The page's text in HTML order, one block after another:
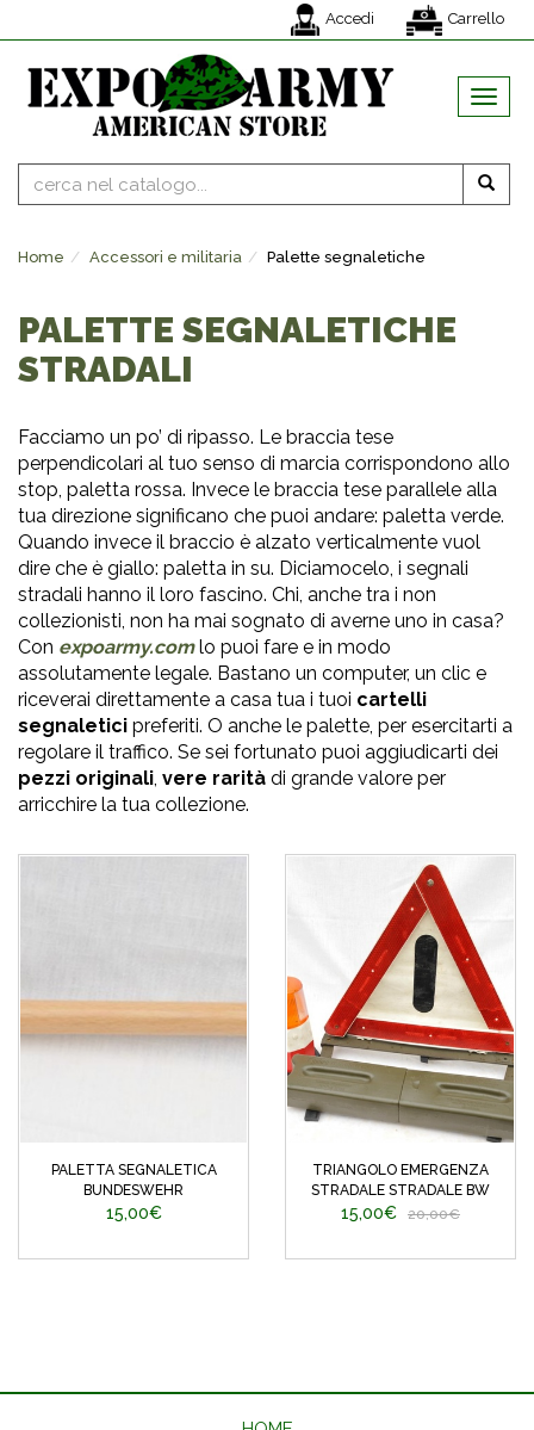
Accedi Carrello
MENU
Home Accessori e militaria Palette segnaletiche
PALETTE SEGNALETICHE
STRADALI
Facciamo un po’ di ripasso. Le braccia tese
perpendicolari al tuo senso di marcia corrispondono allo
stop, paletta rossa. Invece le braccia tese parallele alla
tua direzione significano che puoi andare: paletta verde.
Quando invece il braccio è alzato verticalmente vuol
dire che è giallo: paletta in su. Diciamocelo, i segnali
stradali hanno il loro fascino. Chi, anche tra i non
collezionisti, non ha mai sognato di averne uno in casa?
Con expoarmy.comlo puoi fare e in modo
assolutamente legale. Bastano un computer, un clic e
riceverai direttamente a casa tua i tuoi cartelli
segnaletici preferiti. O anche le palette, per esercitarti a
regolare il traffico. Se sei fortunato puoi aggiudicarti dei
pezzi originali, vere rarità di grande valore per
arricchire la tua collezione.
PALETTA SEGNALETICA
BUNDESWEHR
15,00€
TRIANGOLO EMERGENZA
STRADALE STRADALE BW
15,00€ 20,00€